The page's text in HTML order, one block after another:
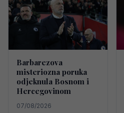
Barbarezova
misteriozna poruka
odjeknula Bosnom i
Hercegovinom
07/08/2026